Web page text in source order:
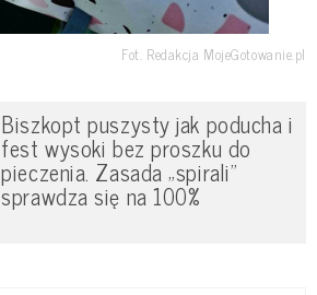
Fot. Redakcja MojeGotowanie.pl
Biszkopt puszysty jak poducha i
fest wysoki bez proszku do
pieczenia. Zasada „spirali”
sprawdza się na 100%